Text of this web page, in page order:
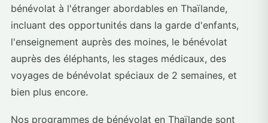
bénévolat à l'étranger abordables en Thaïlande,
incluant des opportunités dans la garde d'enfants,
l'enseignement auprès des moines, le bénévolat
auprès des éléphants, les stages médicaux, des
voyages de bénévolat spéciaux de 2 semaines, et
bien plus encore.
Nos programmes de bénévolat en Thaïlande sont